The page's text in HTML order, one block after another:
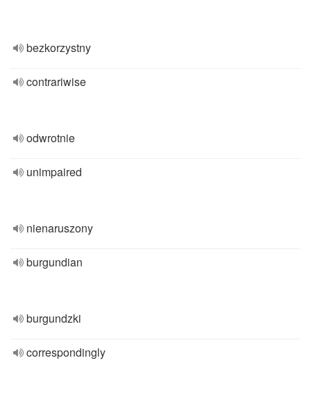
bezkorzystny
contrariwise
odwrotnie
unimpaired
nienaruszony
burgundian
burgundzki
correspondingly